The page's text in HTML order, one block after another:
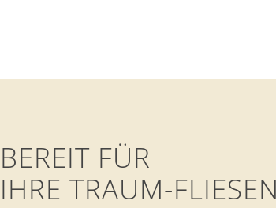
BEREIT FÜR
IHRE TRAUM-